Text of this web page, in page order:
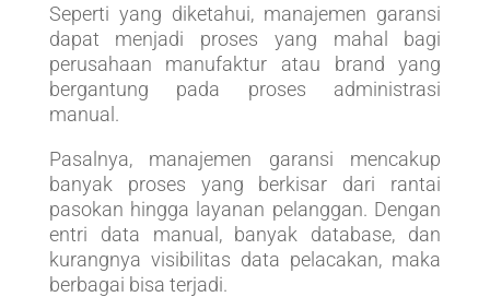
Seperti yang diketahui, manajemen garansi
dapat menjadi proses yang mahal bagi
perusahaan manufaktur atau brand yang
bergantung pada proses administrasi
manual.
Pasalnya, manajemen garansi mencakup
banyak proses yang berkisar dari rantai
pasokan hingga layanan pelanggan. Dengan
entri data manual, banyak database, dan
kurangnya visibilitas data pelacakan, maka
berbagai bisa terjadi.